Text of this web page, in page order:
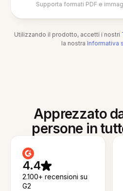
Supporta formati PDF e
Utilizzando il prodotto, accetti i nostri
la nostra Informativa
Apprezzato
persone in
4.4
2.100+ recensioni su
G2